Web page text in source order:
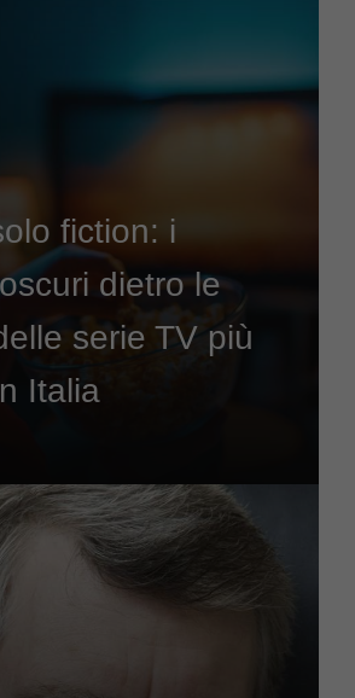
fiction: i
dietro le
serie TV più
Italia